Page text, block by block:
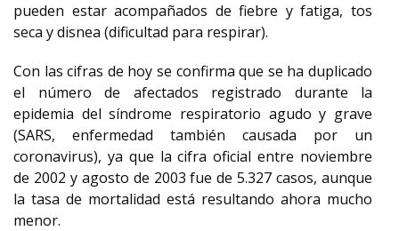
pueden estar acompañados de fiebre y fatiga, tos
seca y disnea (dificultad para respirar).
Con las cifras de hoy se confirma que se ha duplicado
el número de afectados registrado durante la
epidemia del síndrome respiratorio agudo y grave
(SARS, enfermedad también causada por un
coronavirus), ya que la cifra oficial entre noviembre
de 2002 y agosto de 2003 fue de 5.327 casos, aunque
la tasa de mortalidad está resultando ahora mucho
menor.